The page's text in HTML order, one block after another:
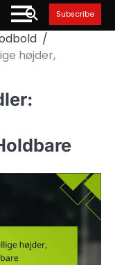
Subscribe
højder,